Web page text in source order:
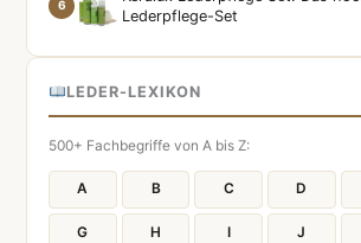
6
Lederpflege-Set
LEDER-LEXIKON
500+ Fachbegriffe von A bis Z:
A B C D
G H I J